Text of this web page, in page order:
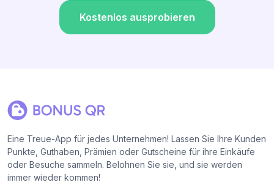
Kostenlos ausprobieren
Eine Treue-App für jedes Unternehmen! Lassen Sie Ihre Kunden
Punkte, Guthaben, Prämien oder Gutscheine für ihre Einkäufe
oder Besuche sammeln. Belohnen Sie sie, und sie werden
immer wieder kommen!